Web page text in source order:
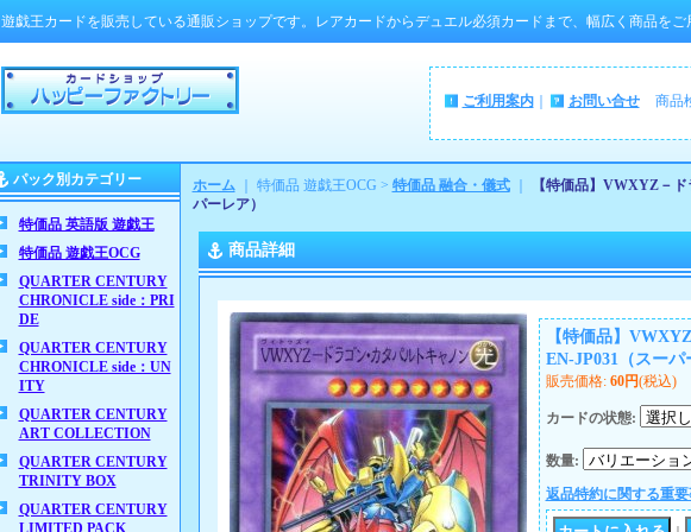
遊戯王カードを販売している通販ショップです。レアカードからデュエル必須カードまで、幅広く商品をご
ご利用案内｜ お問い合せ 商品
パック別カテゴリー
特価品 英語版 遊戯王
特価品 遊戯王OCG
QUARTER CENTURY
CHRONICLE side：PRI
DE
QUARTER CENTURY
CHRONICLE side：UN
ITY
QUARTER CENTURY
ART COLLECTION
QUARTER CENTURY
TRINITY BOX
QUARTER CENTURY
LIMITED PACK
ホーム｜ 特価品 遊戯王OCG > 特価品 融合・儀式｜
【特価品】VWXYZ－
パーレア）
商品詳細
【特価品】
EN-JP031（スーパ
販売価格: 60円(税込)
カードの状態:
数量:
返品特約に関する重要